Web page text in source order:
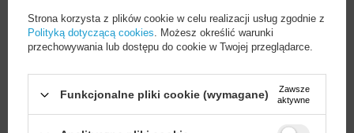
Seria
3mk Watch Protection
ARC
Gwarancja Akcesoria GSM
Strona korzysta z plików cookie w celu realizacji usług zgodnie z
Polityką dotyczącą cookies . Możesz określić warunki
przechowywania lub dostępu do cookie w Twojej przeglądarce.
Funkcjonalne pliki cookie (wymagane)
Zawsze
aktywne